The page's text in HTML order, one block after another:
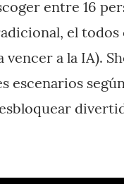
entre 16
el
a la IA).